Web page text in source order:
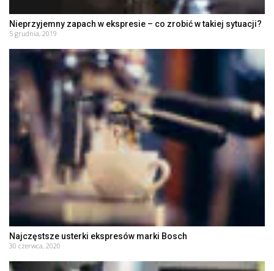
Nieprzyjemny zapach w ekspresie – co zrobić w takiej sytuacji?
5 grudnia, 2019
Najczęstsze usterki ekspresów marki Bosch
30 czerwca, 2020